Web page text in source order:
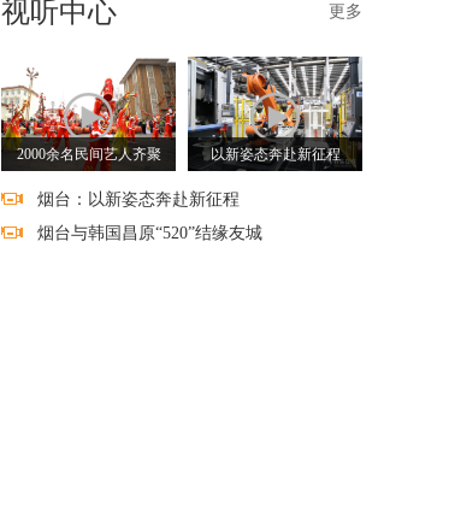
视听中心 更多
2000余名民间艺人齐聚 以新姿态奔赴新征程
烟台：以新姿态奔赴新征程
烟台与韩国昌原“520”结缘友城